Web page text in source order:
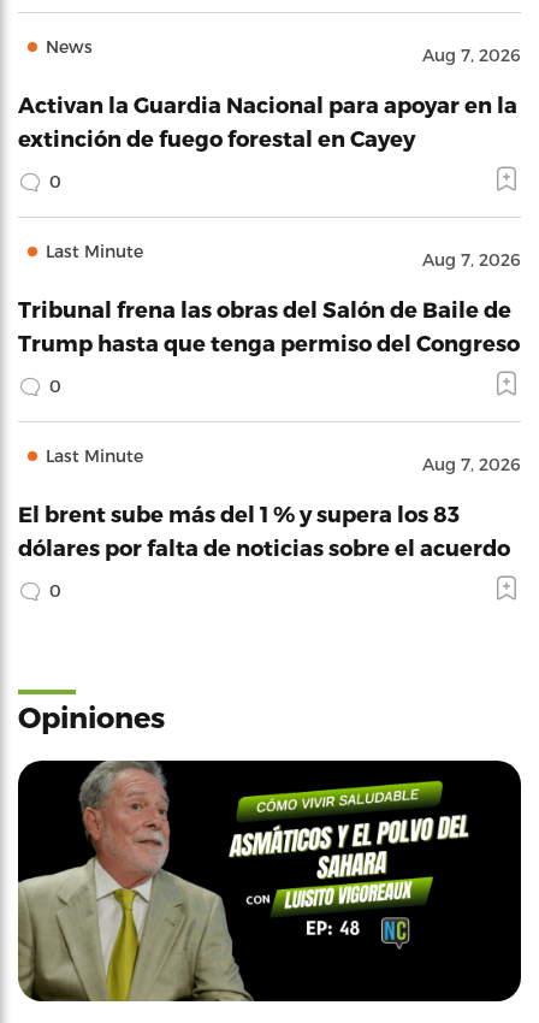
News Aug 7, 2026
Activan la Guardia Nacional para apoyar en la
extinción de fuego forestal en Cayey
0
Last Minute Aug 7, 2026
Tribunal frena las obras del Salón de Baile de
Trump hasta que tenga permiso del Congreso
0
Last Minute Aug 7, 2026
El brent sube más del 1 % y supera los 83
dólares por falta de noticias sobre el acuerdo
0
Opiniones